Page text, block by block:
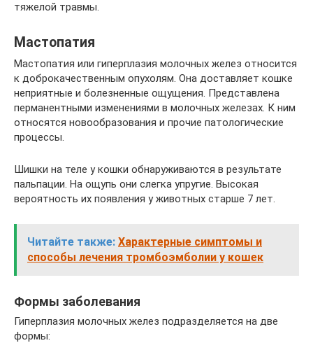
тяжелой травмы.
Мастопатия
Мастопатия или гиперплазия молочных желез относится
к доброкачественным опухолям. Она доставляет кошке
неприятные и болезненные ощущения. Представлена
перманентными изменениями в молочных железах. К ним
относятся новообразования и прочие патологические
процессы.
Шишки на теле у кошки обнаруживаются в результате
пальпации. На ощупь они слегка упругие. Высокая
вероятность их появления у животных старше 7 лет.
Читайте также: Характерные симптомы и
способы лечения тромбоэмболии у кошек
Формы заболевания
Гиперплазия молочных желез подразделяется на две
формы: